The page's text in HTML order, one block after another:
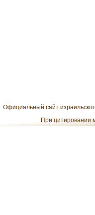
Официальный сайт
При цитировании